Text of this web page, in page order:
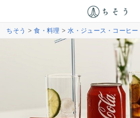
ちそう >食・料理 >水・ジュース・コーヒー